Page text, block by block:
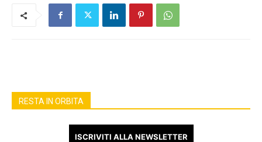
RESTA IN ORBITA
ISCRIVITI ALLA NEWSLETTER